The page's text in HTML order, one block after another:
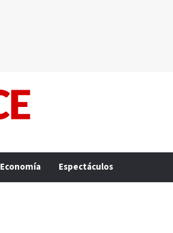
Economía Espectáculos